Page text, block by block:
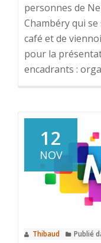
personnes de
Chambéry qui
café et de
pour la
encadrants :
12
NOV
Thibaud Publié